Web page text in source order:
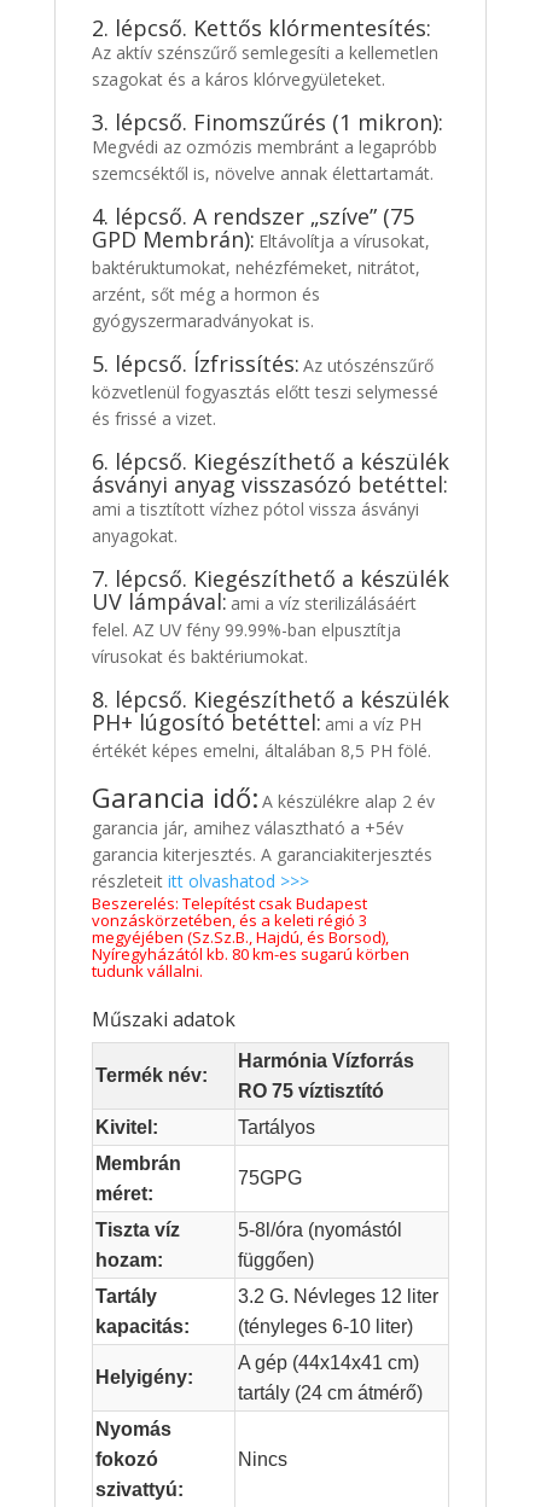
2. lépcső. Kettős klórmentesítés:
Az aktív szénszűrő semlegesíti a kellemetlen
szagokat és a káros klórvegyületeket.
3. lépcső. Finomszűrés (1 mikron):
Megvédi az ozmózis membránt a legapróbb
szemcséktől is, növelve annak élettartamát.
4. lépcső. A rendszer „szíve” (75
GPD Membrán): Eltávolítja a vírusokat,
baktéruktumokat, nehézfémeket, nitrátot,
arzént, sőt még a hormon és
gyógyszermaradványokat is.
5. lépcső. Ízfrissítés: Az utószénszűrő
közvetlenül fogyasztás előtt teszi selymessé
és frissé a vizet.
6. lépcső. Kiegészíthető a készülék
ásványi anyag visszasózó betéttel:
ami a tisztított vízhez pótol vissza ásványi
anyagokat.
7. lépcső. Kiegészíthető a készülék
UV lámpával: ami a víz sterilizálásáért
felel. AZ UV fény 99.99%-ban elpusztítja
vírusokat és baktériumokat.
8. lépcső. Kiegészíthető a készülék
PH+ lúgosító betéttel: ami a víz PH
értékét képes emelni, általában 8,5 PH fölé.
Garancia idő: A készülékre alap 2 év
garancia jár, amihez választható a +5év
garancia kiterjesztés. A garanciakiterjesztés
részleteit itt olvashatod >>>
Beszerelés: Telepítést csak Budapest
vonzáskörzetében, és a keleti régió 3
megyéjében (Sz.Sz.B., Hajdú, és Borsod),
Nyíregyházától kb. 80 km-es sugarú körben
tudunk vállalni.
Műszaki adatok
Termék név:
Harmónia Vízforrás
RO 75 víztisztító
Kivitel:
Tartályos
Membrán
méret:
75GPG
Tiszta víz
hozam:
5-8l/óra (nyomástól
függően)
Tartály
kapacitás:
3.2 G. Névleges 12 liter
(tényleges 6-10 liter)
Helyigény:
A gép (44x14x41 cm)
tartály (24 cm átmérő)
Nyomás
fokozó
szivattyú:
Nincs